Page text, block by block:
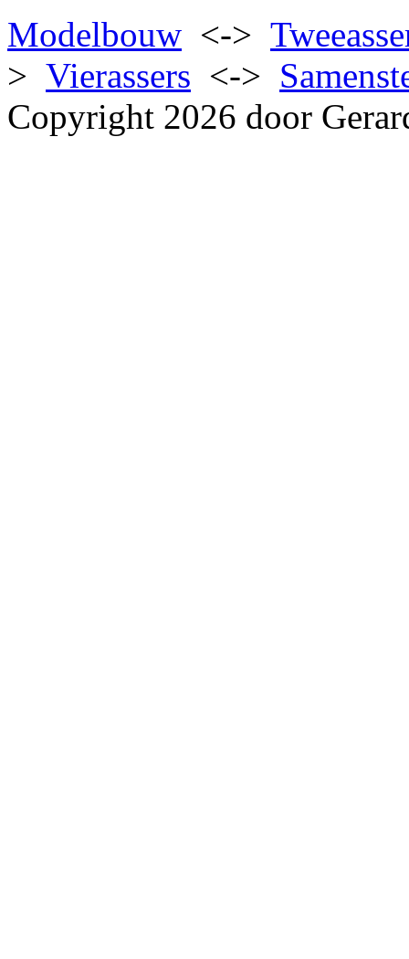
Modelbouw <->
> Vierassers <->
Copyright 2026 door